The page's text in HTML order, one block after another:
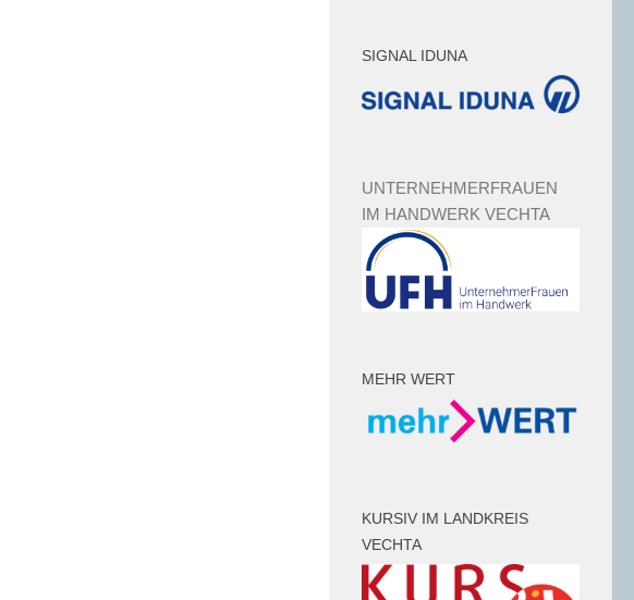
SIGNAL IDUNA
UNTERNEHMERFRAUEN
IM HANDWERK VECHTA
MEHR WERT
KURSIV IM LANDKREIS
VECHTA